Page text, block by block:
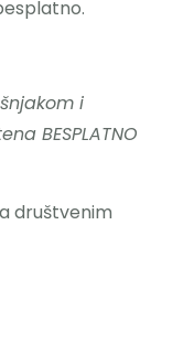
i
BESPLATNO
društvenim